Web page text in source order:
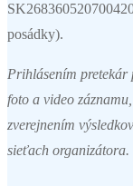
posádky).
Prihlásením pretekár
foto a video
zverejnením
sieťach organizátora.